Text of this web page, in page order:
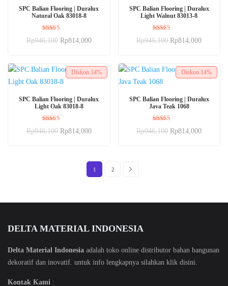
SPC Balian Flooring | Duralux
Natural Oak 83018-8
Dinilai
5.00
Rp946,100 Rp814,000
SPC Balian Flooring | Duralux
Light Walnut 83013-8
Dinilai
5.00
Rp946,100 Rp814,000
Diskon 14%
SPC Balian Flooring | Duralux
Light Oak 83018-8
Dinilai
5.00
Rp946,100 Rp814,000
Diskon 14%
SPC Balian Flooring | Duralux
Java Teak 1068
Dinilai
5.00
Rp946,100 Rp814,000
1 2
DELTA MATERIAL INDONESIA
Delta Material Indonesia adalah toko online distributor bahan bangunan
dekoratif dan inovatif. untuk info lengkapnya silahkan klik disini.
Kontak Kami :